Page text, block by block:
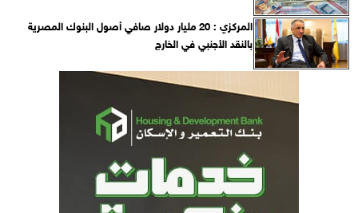
المركزي : 20 مليار دولار صافي أصول البنوك المصرية
بالنقد الأجنبي في الخارج